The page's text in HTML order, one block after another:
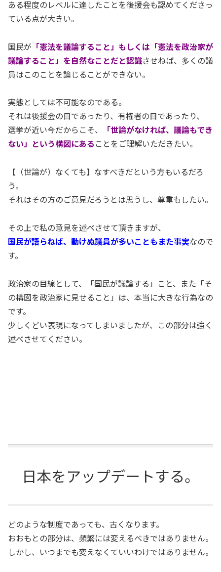
ある程度のレベルに達したことを後援会も認めてくださっ
ている点が大きい。
国民が 「憲法を議論すること」もしくは「憲法を政治家が
議論すること」を自然なことだと認識させねば、多くの議
員はこのことを論じることができない。
実態としては不可能なのである。
それは後援会の目であったり、有権者の目であったり、
選挙が近い今だからこそ、
「世論がなければ、議論もでき
ない」という構図にある ことをご理解いただきたい。
【（世論が）なくても】なすべきだという方もいるだろ
う。
それはその方のご意見だろうとは思うし、尊重もしたい。
その上で私の意見を述べさせて頂きますが、
国民が語らねば、動けぬ議員が多いこともまた事実なので
す。
政治家の目線として、「国民が議論する」こと、また「そ
の構図を政治家に見せること」は、本当に大きな行為なの
です。
少しくどい表現になってしまいましたが、この部分は強く
述べさせてください。
日本をアップデートする。
どのような制度であっても、古くなります。
おおもとの部分は、頻繁には変えるべきではありません。
しかし、いつまでも変えなくていいわけではありません。